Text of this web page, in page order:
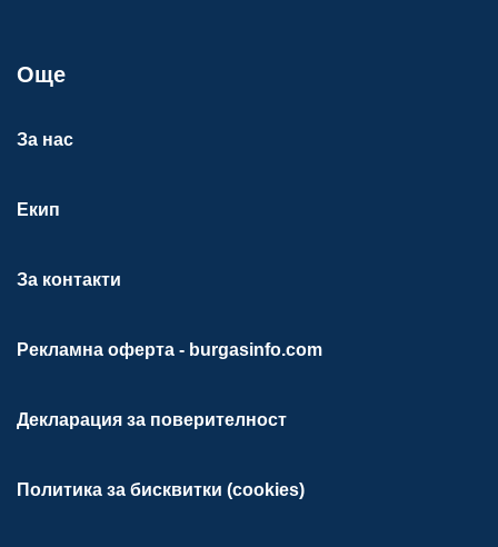
Още
За нас
Екип
За контакти
Рекламна оферта - burgasinfo.com
Декларация за поверителност
Политика за бисквитки (cookies)